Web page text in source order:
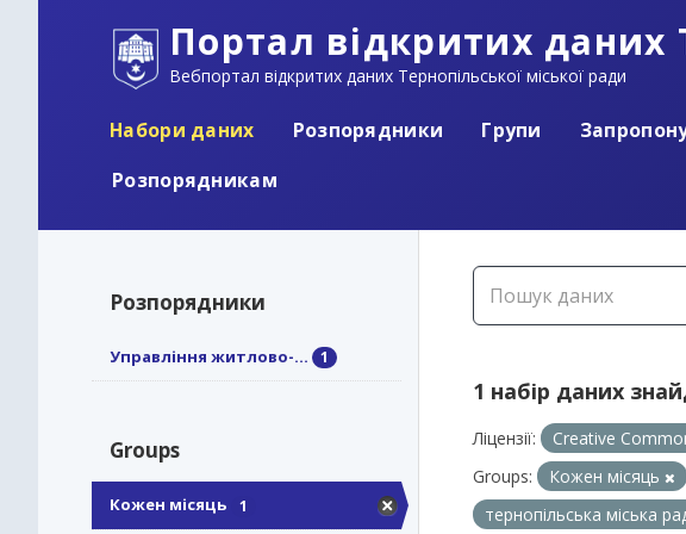
Портал відкритих даних
Вебпортал відкритих даних Тернопільської міської ради
Набори даних Розпорядники Групи
Розпорядникам
Розпорядники
Управління житлово-... 1
Groups
Кожен місяць 1
1 набір даних
Ліцензії: Creative
Groups:
Кожен місяць
тернопільська міська